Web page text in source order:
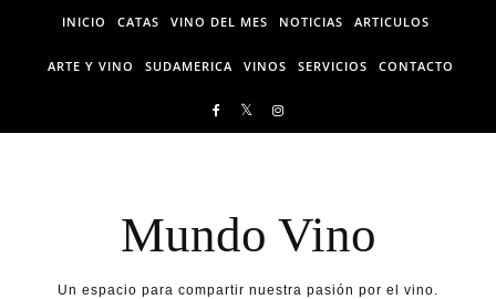
Skip to content
INICIO CATAS VINO DEL MES NOTICIAS ARTICULOS
ARTE Y VINO SUDAMERICA VINOS SERVICIOS CONTACTO
Mundo Vino
Un espacio para compartir nuestra pasión por el vino.